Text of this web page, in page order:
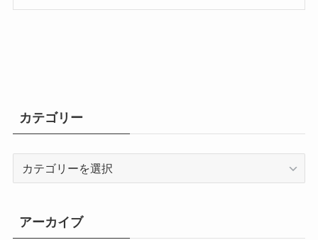
カテゴリー
リ
ー
アーカイブ